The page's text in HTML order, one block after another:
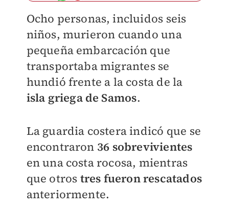
Ocho personas, incluidos seis
niños, murieron cuando una
pequeña embarcación que
transportaba migrantes se
hundió frente a la costa de la
isla griega de Samos.
La guardia costera indicó que se
encontraron 36 sobrevivientes
en una costa rocosa, mientras
que otros tres fueron rescatados
anteriormente.